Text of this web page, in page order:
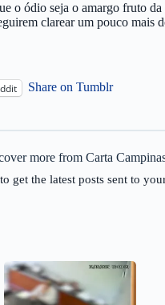
o ódio seja o amargo fruto
clarear um pouco mais
Share on Tumblr
more from Carta
get the latest posts sent to